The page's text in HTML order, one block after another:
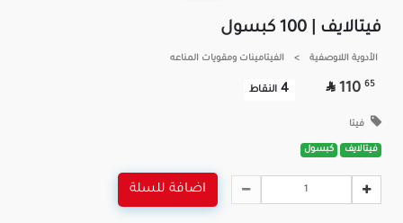
فيتالايف | 100 كبسول
الأدوية اللاوصفية > الفيتامينات ومقويات المناعه
65
110

4 النقاط
فيتا
فيتالايف كبسول
اضافة للسلة